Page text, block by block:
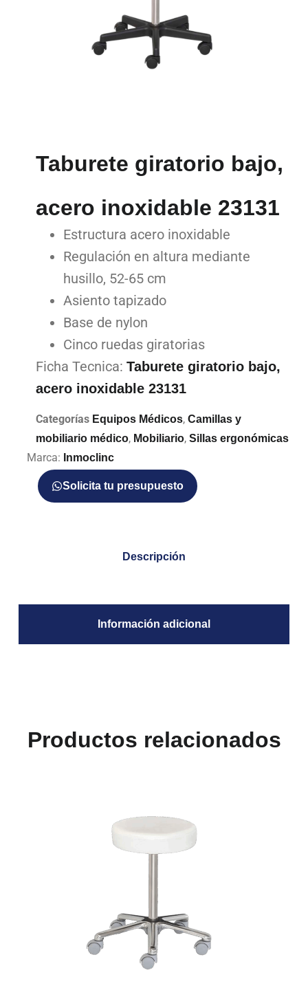
Taburete giratorio bajo,
acero inoxidable 23131
Estructura acero inoxidable
Regulación en altura mediante
husillo, 52-65 cm
Asiento tapizado
Base de nylon
Cinco ruedas giratorias
Ficha Tecnica: Taburete giratorio bajo,
acero inoxidable 23131
Categorías Equipos Médicos, Camillas y
mobiliario médico, Mobiliario, Sillas ergonómicas
Marca: Inmoclinc
Solicita tu presupuesto
Descripción
Información adicional
Productos relacionados